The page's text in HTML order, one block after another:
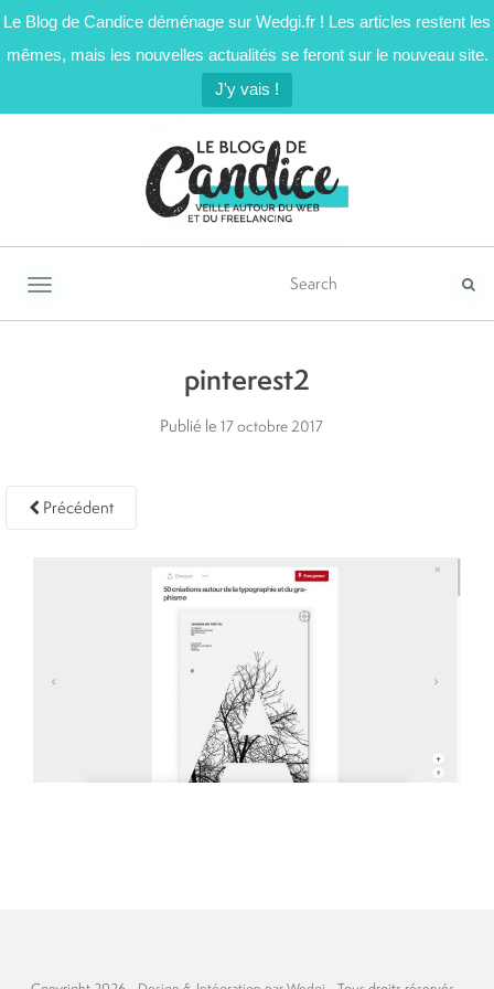
Le Blog de Candice déménage sur Wedgi.fr ! Les articles restent les
mêmes, mais les nouvelles actualités se feront sur le nouveau site.
J'y vais !
Activer/désactiver la navigation
pinterest2
Publié le 17 octobre 2017
Précédent